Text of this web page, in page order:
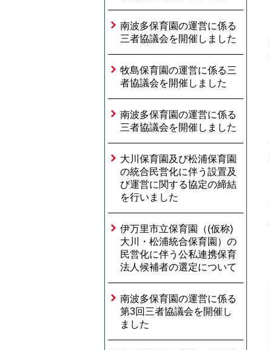
南波多保育園の運営に係る
三者協議会を開催しました
牧島保育園の運営に係る三
者協議会を開催しました
南波多保育園の運営に係る
三者協議会を開催しました
大川保育園及び松浦保育園
の統合民営化に伴う設置及
び運営に関する協定の締結
を行いました
伊万里市立保育園（(仮称)
大川・松浦統合保育園）の
民営化に伴う公私連携保育
法人候補者の選定について
南波多保育園の運営に係る
第3回三者協議会を開催し
ました